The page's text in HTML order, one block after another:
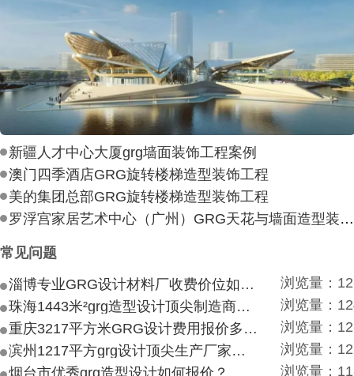
新疆人才中心大厦grg墙面装饰工程案例
澳门四季酒店GRG旋转楼梯造型装饰工程
美的集团总部GRG旋转楼梯造型装饰工程
罗浮宫家居艺术中心（广州）GRG天花与墙面造型装饰工程
常见问题
淄博专业GRG设计材料厂收费价位如何？
浏览量：
珠海1443米²grg造型设计顶尖制造商付费付费多少？
浏览量：
重庆3217平方米GRG设计费用报价多少？
浏览量：
滨州1217平方grg设计顶尖生产厂家价目如何？
浏览量：
烟台市优秀grg造型设计如何报价？
浏览量：